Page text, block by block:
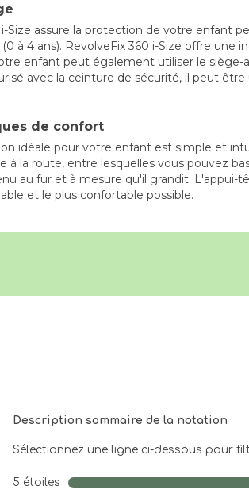
Size assure la protection de votre enfant
à 4 ans). RevolveFix 360 i-Size offre
enfant peut également utiliser le siège-
avec la ceinture de sécurité, il peut être
de confort
idéale pour votre enfant est simple et
à la route, entre lesquelles vous pouvez
au fur et à mesure qu'il grandit.
et le plus confortable possible.
Description sommaire de la notation
Sélectionnez une ligne ci-dessous pour
5 étoiles étoiles